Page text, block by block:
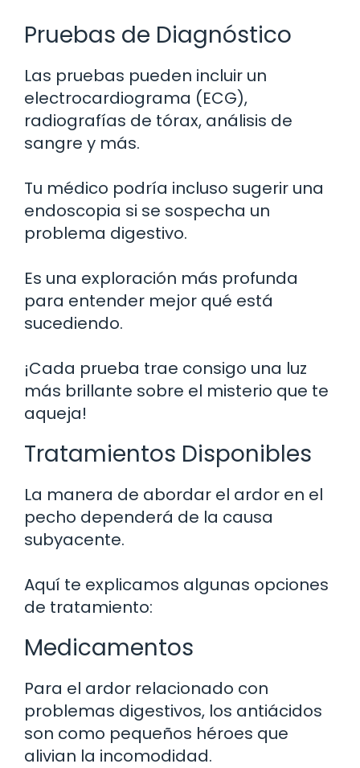
Pruebas de Diagnóstico
Las pruebas pueden incluir un
electrocardiograma (ECG),
radiografías de tórax, análisis de
sangre y más.
Tu médico podría incluso sugerir una
endoscopia si se sospecha un
problema digestivo.
Es una exploración más profunda
para entender mejor qué está
sucediendo.
¡Cada prueba trae consigo una luz
más brillante sobre el misterio que te
aqueja!
Tratamientos Disponibles
La manera de abordar el ardor en el
pecho dependerá de la causa
subyacente.
Aquí te explicamos algunas opciones
de tratamiento:
Medicamentos
Para el ardor relacionado con
problemas digestivos, los antiácidos
son como pequeños héroes que
alivian la incomodidad.